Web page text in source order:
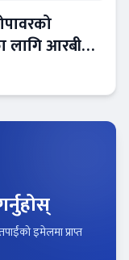
आरबीबी
इमेलमा प्राप्त